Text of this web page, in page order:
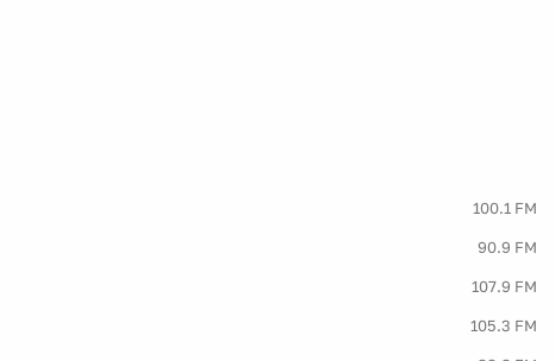
100.1 FM
90.9 FM
107.9 FM
105.3 FM